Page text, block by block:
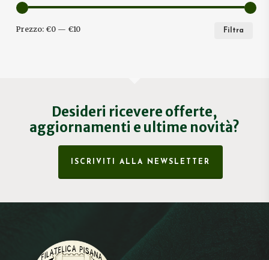
Filtra
Prezzo: €0— €10
Desideri ricevere offerte,
aggiornamenti e ultime novità?
ISCRIVITI ALLA NEWSLETTER